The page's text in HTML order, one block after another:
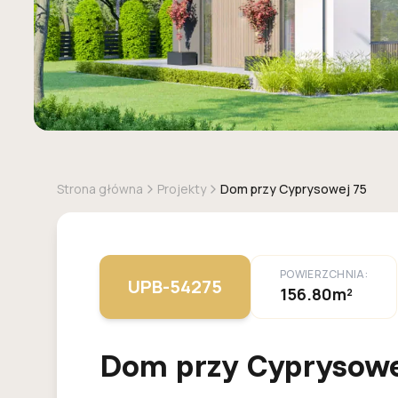
Strona główna Projekty Dom przy Cyprysowej 75
UPB-54275
POWIERZCHNIA:
156.80m²
Dom przy